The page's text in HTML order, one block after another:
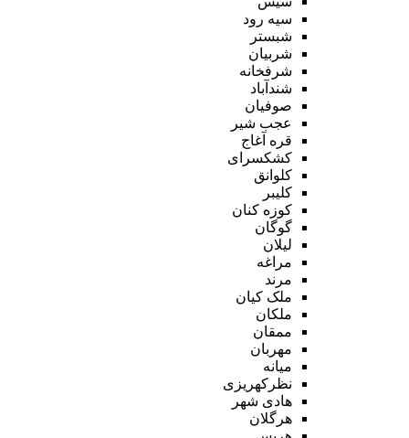
سیه رود
شبستر
شربیان
شرفخانه
شندآباد
صوفیان
عجب شیر
قره آغاج
کشکسرای
کلوانق
کلیبر
کوزه کنان
گوگان
لیلان
مراغه
مرند
ملک کیان
ملکان
ممقان
مهربان
میانه
نظرکهریزی
هادی شهر
هرگلان